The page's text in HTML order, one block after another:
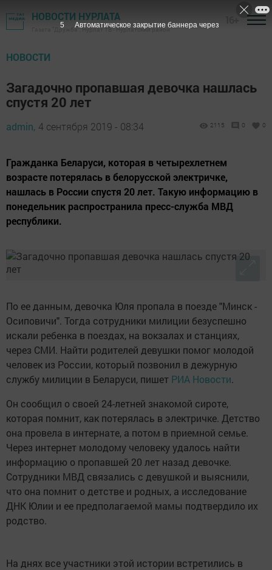
НОВОСТИ НУРЛАТА
Газета "Дружба", Нурлат ТВ - Нурлатский район
НОВОСТИ
Загадочно пропавшая девочка нашлась
спустя 20 лет
admin, 4 сентября 2019 - 08:34 2115 0 0
Гражданка Беларуси, которая в четырехлетнем
возрасте потерялась в белорусской электричке,
нашлась в России спустя 20 лет. Такую информацию в
понедельник распространила пресс-служба МВД
республики.
По ее данным, девочка Юля пропала в поезде "Минск -
Осиповичи". Тогда сотрудники милиции безуспешно
искали ребенка в поездах, на вокзалах и станциях,
через СМИ. Найти родителей девушки помог молодой
человек из России, который позвонил в дежурную
службу милиции в Беларуси, пишет РИА Новости.
Он сообщил о своей 24-летней знакомой сироте,
которая помнит, как потерялась в электричке. Детство
она провела в интернате, а потом в приемной семье.
Через интернет молодому человеку удалось найти
информацию о пропавшей 20 лет назад девочке.
Сотрудники МВД связались с девушкой и выяснили,
что она помнит о детстве и родных, а исследование
ДНК Юлии и ее предполагаемой мамы подтвердило их
родство.
На днях все участники этой истории встретились в
4 Автоматическое закрытие баннера через